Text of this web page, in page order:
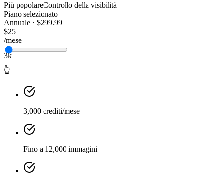
Più popolareControllo della visibilità
Piano selezionato
Annuale · $299.99
$25
/mese
3k
👆
3,000 crediti/mese
Fino a 12,000 immagini